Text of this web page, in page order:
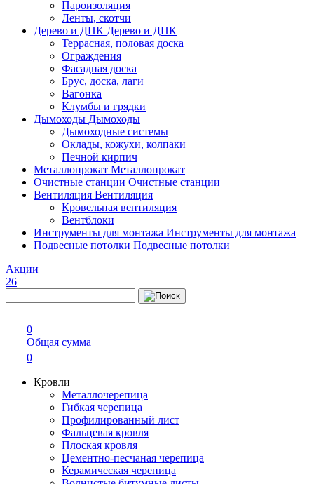
Пароизоляция
Ленты, скотчи
Дерево и ДПК Дерево и ДПК
Террасная, половая доска
Ограждения
Фасадная доска
Брус, доска, лаги
Вагонка
Клумбы и грядки
Дымоходы Дымоходы
Дымоходные системы
Оклады, кожухи, колпаки
Печной кирпич
Металлопрокат Металлопрокат
Очистные станции Очистные станции
Вентиляция Вентиляция
Кровельная вентиляция
Вентблоки
Инструменты для монтажа Инструменты для монтажа
Подвесные потолки Подвесные потолки
Акции
26
0
Общая сумма
0
Кровли
Металлочерепица
Гибкая черепица
Профилированный лист
Фальцевая кровля
Плоская кровля
Цементно-песчаная черепица
Керамическая черепица